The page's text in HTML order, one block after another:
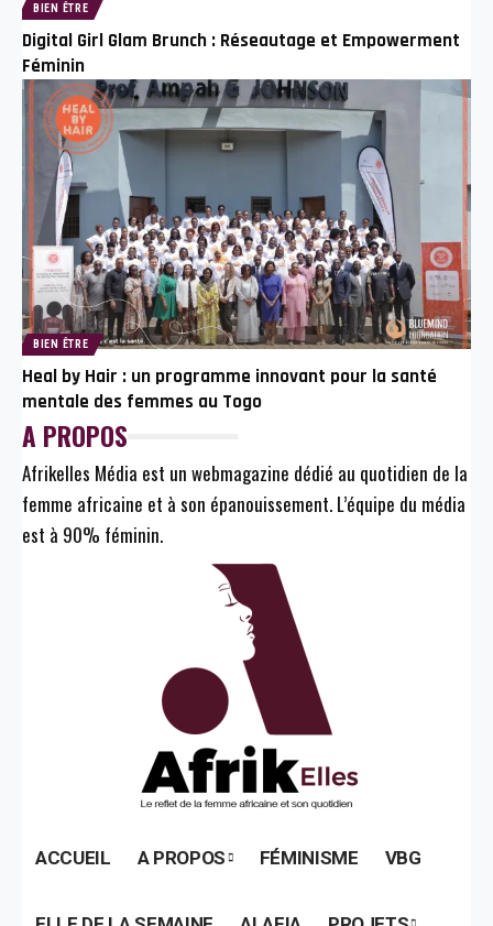
BIEN ÊTRE
Digital Girl Glam Brunch : Réseautage et Empowerment
Féminin
BIEN ÊTRE
Heal by Hair : un programme innovant pour la santé
mentale des femmes au Togo
A PROPOS
Afrikelles Média est un webmagazine dédié au quotidien de la
femme africaine et à son épanouissement. L’équipe du média
est à 90% féminin.
ACCUEIL A PROPOS FÉMINISME VBG